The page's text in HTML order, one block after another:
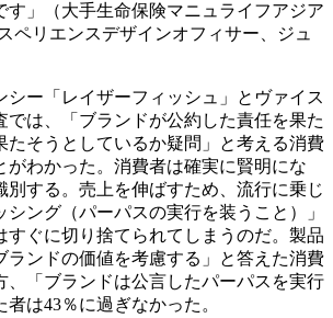
す」（大手生命保険マニュライフアジア
ペリエンスデザインオフィサー、ジュ
シー「レイザーフィッシュ」とヴァイス
では、「ブランドが公約した責任を果た
たそうとしているか疑問」と考える消費
がわかった。消費者は確実に賢明にな
別する。売上を伸ばすため、流行に乗じ
ング（パーパスの実行を装うこと）」
すぐに切り捨てられてしまうのだ。製品
ランドの価値を考慮する」と答えた消費
、「ブランドは公言したパーパスを実行
は43％に過ぎなかった。